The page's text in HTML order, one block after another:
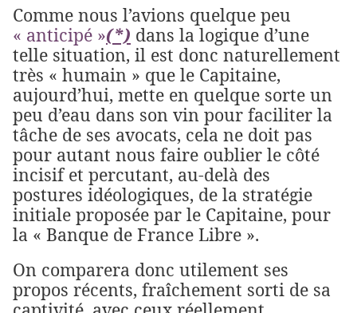
Comme nous l’avions quelque peu
« anticipé »(*) dans la logique d’une
telle situation, il est donc naturellement
très « humain » que le Capitaine,
aujourd’hui, mette en quelque sorte un
peu d’eau dans son vin pour faciliter la
tâche de ses avocats, cela ne doit pas
pour autant nous faire oublier le côté
incisif et percutant, au-delà des
postures idéologiques, de la stratégie
initiale proposée par le Capitaine, pour
la « Banque de France Libre ».
On comparera donc utilement ses
propos récents, fraîchement sorti de sa